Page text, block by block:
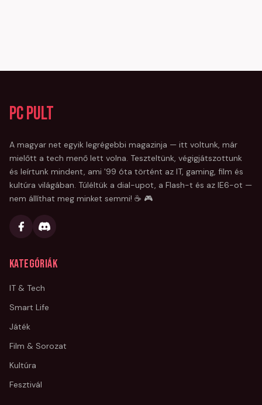
PC Pult
A magyar net egyik legrégebbi magazinja — itt voltunk, már
mielőtt a tech menő lett volna. Teszteltünk, végigjátszottunk
és leírtunk mindent, ami '99 óta történt az IT, gaming, film és
kultúra világában. Túléltük a dial-upot, a Flash-t és az IE6-ot —
nem állíthat meg minket semmi! ☕ 🎮
Kategóriák
IT & Tech
Smart Life
Játék
Film & Sorozat
Kultúra
Fesztivál